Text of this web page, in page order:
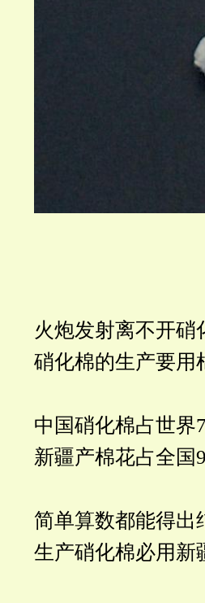
火炮发射离不开硝
硝化棉的生产要用
中国硝化棉占世界
新疆产棉花占全国
简单算数都能得出
生产硝化棉必用新